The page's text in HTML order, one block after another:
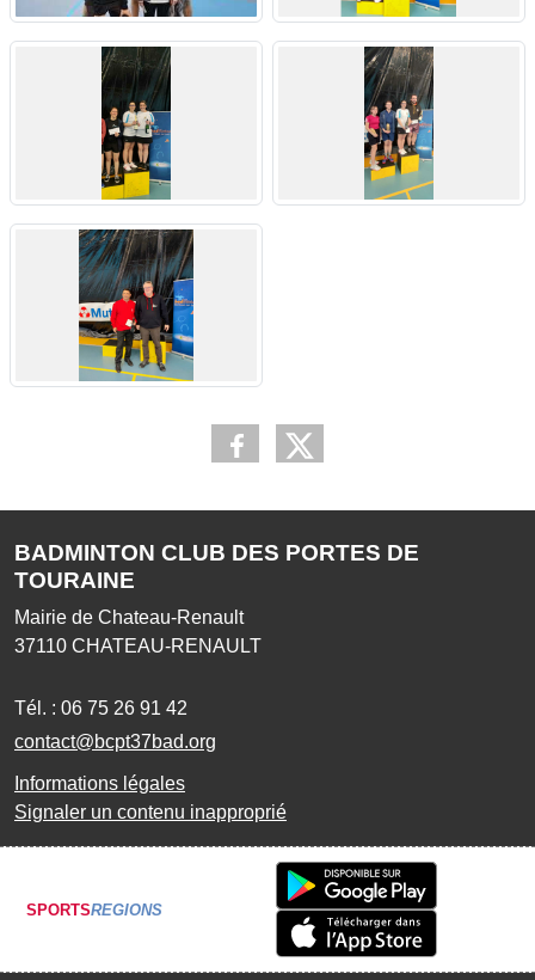
BADMINTON CLUB DES PORTES DE
TOURAINE
Mairie de Chateau-Renault
37110 CHATEAU-RENAULT
Tél. : 06 75 26 91 42
contact@bcpt37bad.org
Informations légales
Signaler un contenu inapproprié
SPORTSREGIONS